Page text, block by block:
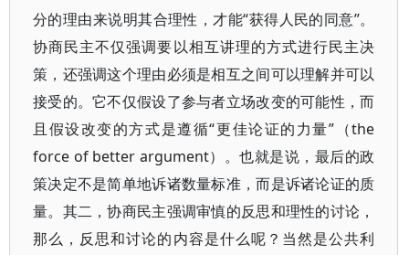
分的理由来说明其合理性，才能“获得人民的同意”。
协商民主不仅强调要以相互讲理的方式进行民主决
策，还强调这个理由必须是相互之间可以理解并可以
接受的。它不仅假设了参与者立场改变的可能性，而
且假设改变的方式是遵循“更佳论证的力量”（the
force of better argument）。也就是说，最后的政
策决定不是简单地诉诸数量标准，而是诉诸论证的质
量。其二，协商民主强调审慎的反思和理性的讨论，
那么，反思和讨论的内容是什么呢？当然是公共利